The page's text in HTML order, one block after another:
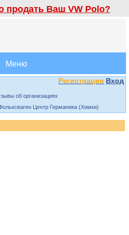
продать Ваш VW Polo?
Меню
Регистрация Вход
об организациях
Центр Германика (Химки)